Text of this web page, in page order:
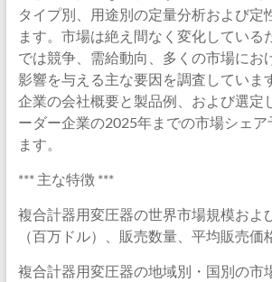
タイプ別、用途別の定量分析および定
ます。市場は絶え間なく変化している
では競争、需給動向、多くの市場にお
影響を与える主な要因を調査していま
企業の会社概要と製品例、および選定
ーダー企業の2025年までの市場シェ
ます。
*** 主な特徴 ***
複合計器用変圧器の世界市場規模およ
（百万ドル）、販売数量、平均販売
複合計器用変圧器の地域別・国別の市